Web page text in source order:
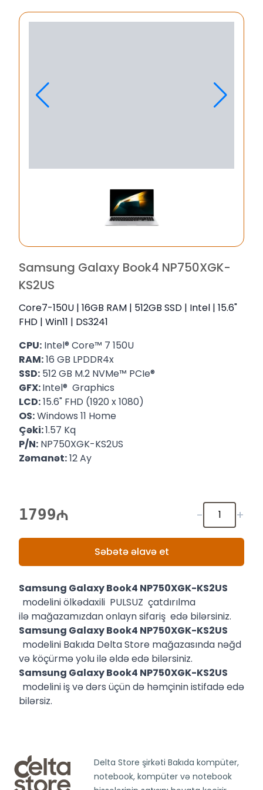
Samsung Galaxy Book4 NP750XGK-
KS2US
Core7-150U | 16GB RAM | 512GB SSD | Intel | 15.6"
FHD | Win11 | DS3241
CPU: Intel® Core™ 7 150U
RAM:16 GB LPDDR4x
SSD: 512 GB M.2 NVMe™ PCIe®
GFX:Intel® Graphics
LCD:15.6" FHD (1920 x 1080)
OS:Windows 11 Home
Çəki:1.57 Kq
P/N: NP750XGK-KS2US
Zəmanət:12 Ay
1799 - +
Səbətə əlavə et
Samsung Galaxy Book4 NP750XGK-KS2US
modelini ölkədaxili PULSUZ çatdırılma
ilə mağazamızdan onlayn sifariş edə bilərsiniz.
Samsung Galaxy Book4 NP750XGK-KS2US
modelini Bakıda Delta Store mağazasında nəğd
və köçürmə yolu ilə əldə edə bilərsiniz.
Samsung Galaxy Book4 NP750XGK-KS2US
modelini iş və dərs üçün də həmçinin istifadə edə
bilərsiz.
Delta Store şirkəti Bakıda kompüter,
notebook, kompüter və notebook